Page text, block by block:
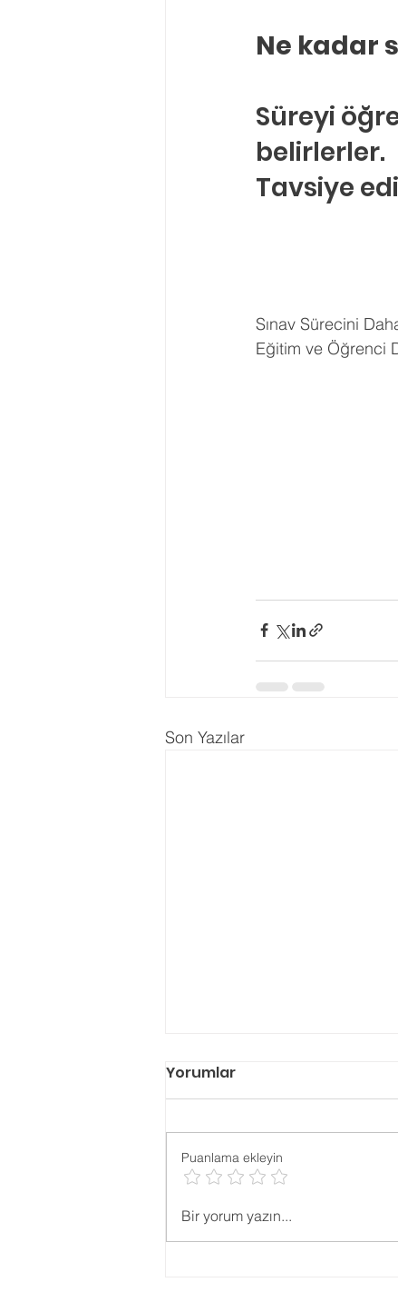
Ne kadar
Süreyi
belirlerler.
Tavsiye
Sınav Sürecini
Eğitim ve Öğrenci
Son Yazılar
Psikolojik ONLİNE TESTLER
Yorumlar
Puanlama ekleyin
Bir yorum yazın...